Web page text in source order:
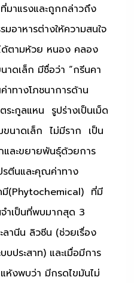
าแรงและถูกกล่าวถึง
อาหารต่างให้ความสนใจ
ด้ตามห้วย หนอง คลอง
าดเล็ก มีชื่อว่า “กรีนคา
าทางโภชนาการด้าน
กูลแหน รูปร่างเป็นเม็ด
ขนาดเล็ก ไม่มีราก เป็น
ละขยายพันธุ์ด้วยการ
ตีนและคุณค่าทาง
มี(Phytochemical) ที่มี
ำเป็นที่พบมากสุด 3
านีน ลิวซีน (ช่วยเรื่อง
ประสาท) และเมื่อมีการ
ห้งพบว่า มีกรดไขมันไม่